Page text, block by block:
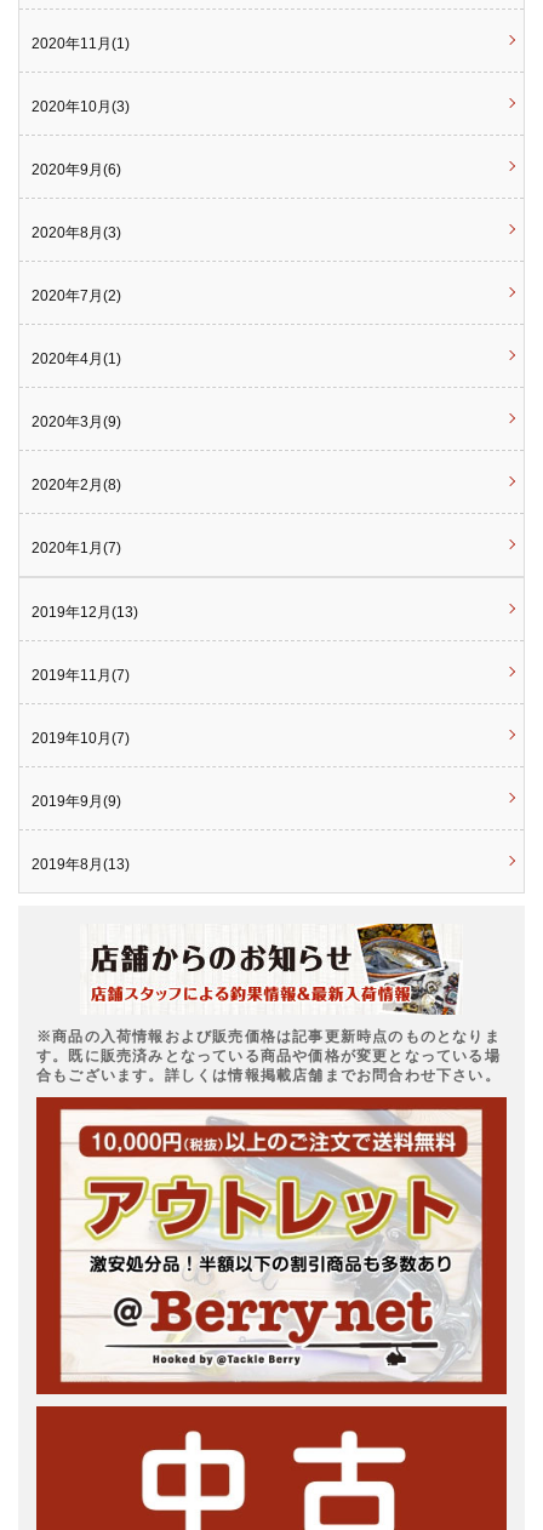
2020年11月(1)
2020年10月(3)
2020年9月(6)
2020年8月(3)
2020年7月(2)
2020年4月(1)
2020年3月(9)
2020年2月(8)
2020年1月(7)
2019年12月(13)
2019年11月(7)
2019年10月(7)
2019年9月(9)
2019年8月(13)
※商品の入荷情報および販売価格は記事更新時点のものとなりま
す。既に販売済みとなっている商品や価格が変更となっている場
合もございます。詳しくは情報掲載店舗までお問合わせ下さい。